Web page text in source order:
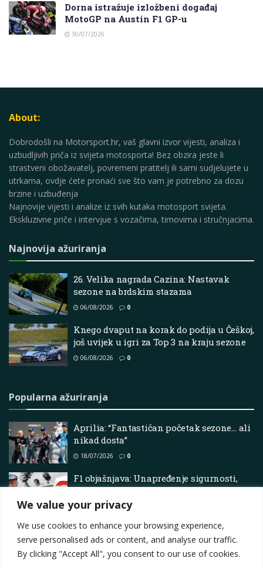
We value your privacy
We use cookies to enhance your browsing experience,
serve personalised ads or content, and analyse our traffic.
By clicking "Accept All", you consent to our use of cookies.
Dorna istražuje izložbeni događaj
MotoGP na Austin F1 GP-u
30/07/2026
About:
Dobrodošli na Motorsport.hr, vaš glavni izvor vijesti, analiza i
uzbudljivih priča iz svijeta motosporta! Bez obzira jeste li
strastveni obožavatelj, povremeni pratitelj ili sami sudjelujete u
utrkama, ovdje ćete pronaći sve što vam je potrebno za dozu
brzine i uzbuđenja
Najnovije vijesti i analize iz svih kutaka motosport svijeta.
Ekskluzivne priče i intervjue s vozačima, timovima i stručnjacima.
Najnovija ažuriranja
26. Velika nagrada Cazina: Nastavak
sezone na brdskim stazama
06/08/2026 0
Knego dvaput na korak do podija u Češkoj,
još uvijek u igri za Top 3 na kraju sezone
06/08/2026 0
Popularna ažuriranja
Aprilia: “Fantastičan početak sezone… ali
nikad dosta”
18/07/2026 0
F1 objašnjava: Unapređenje sigurnosti,
utrke izvrsnih vozača i istraživanje lijeka
za demenciju sa Sir Jackie Stewartom